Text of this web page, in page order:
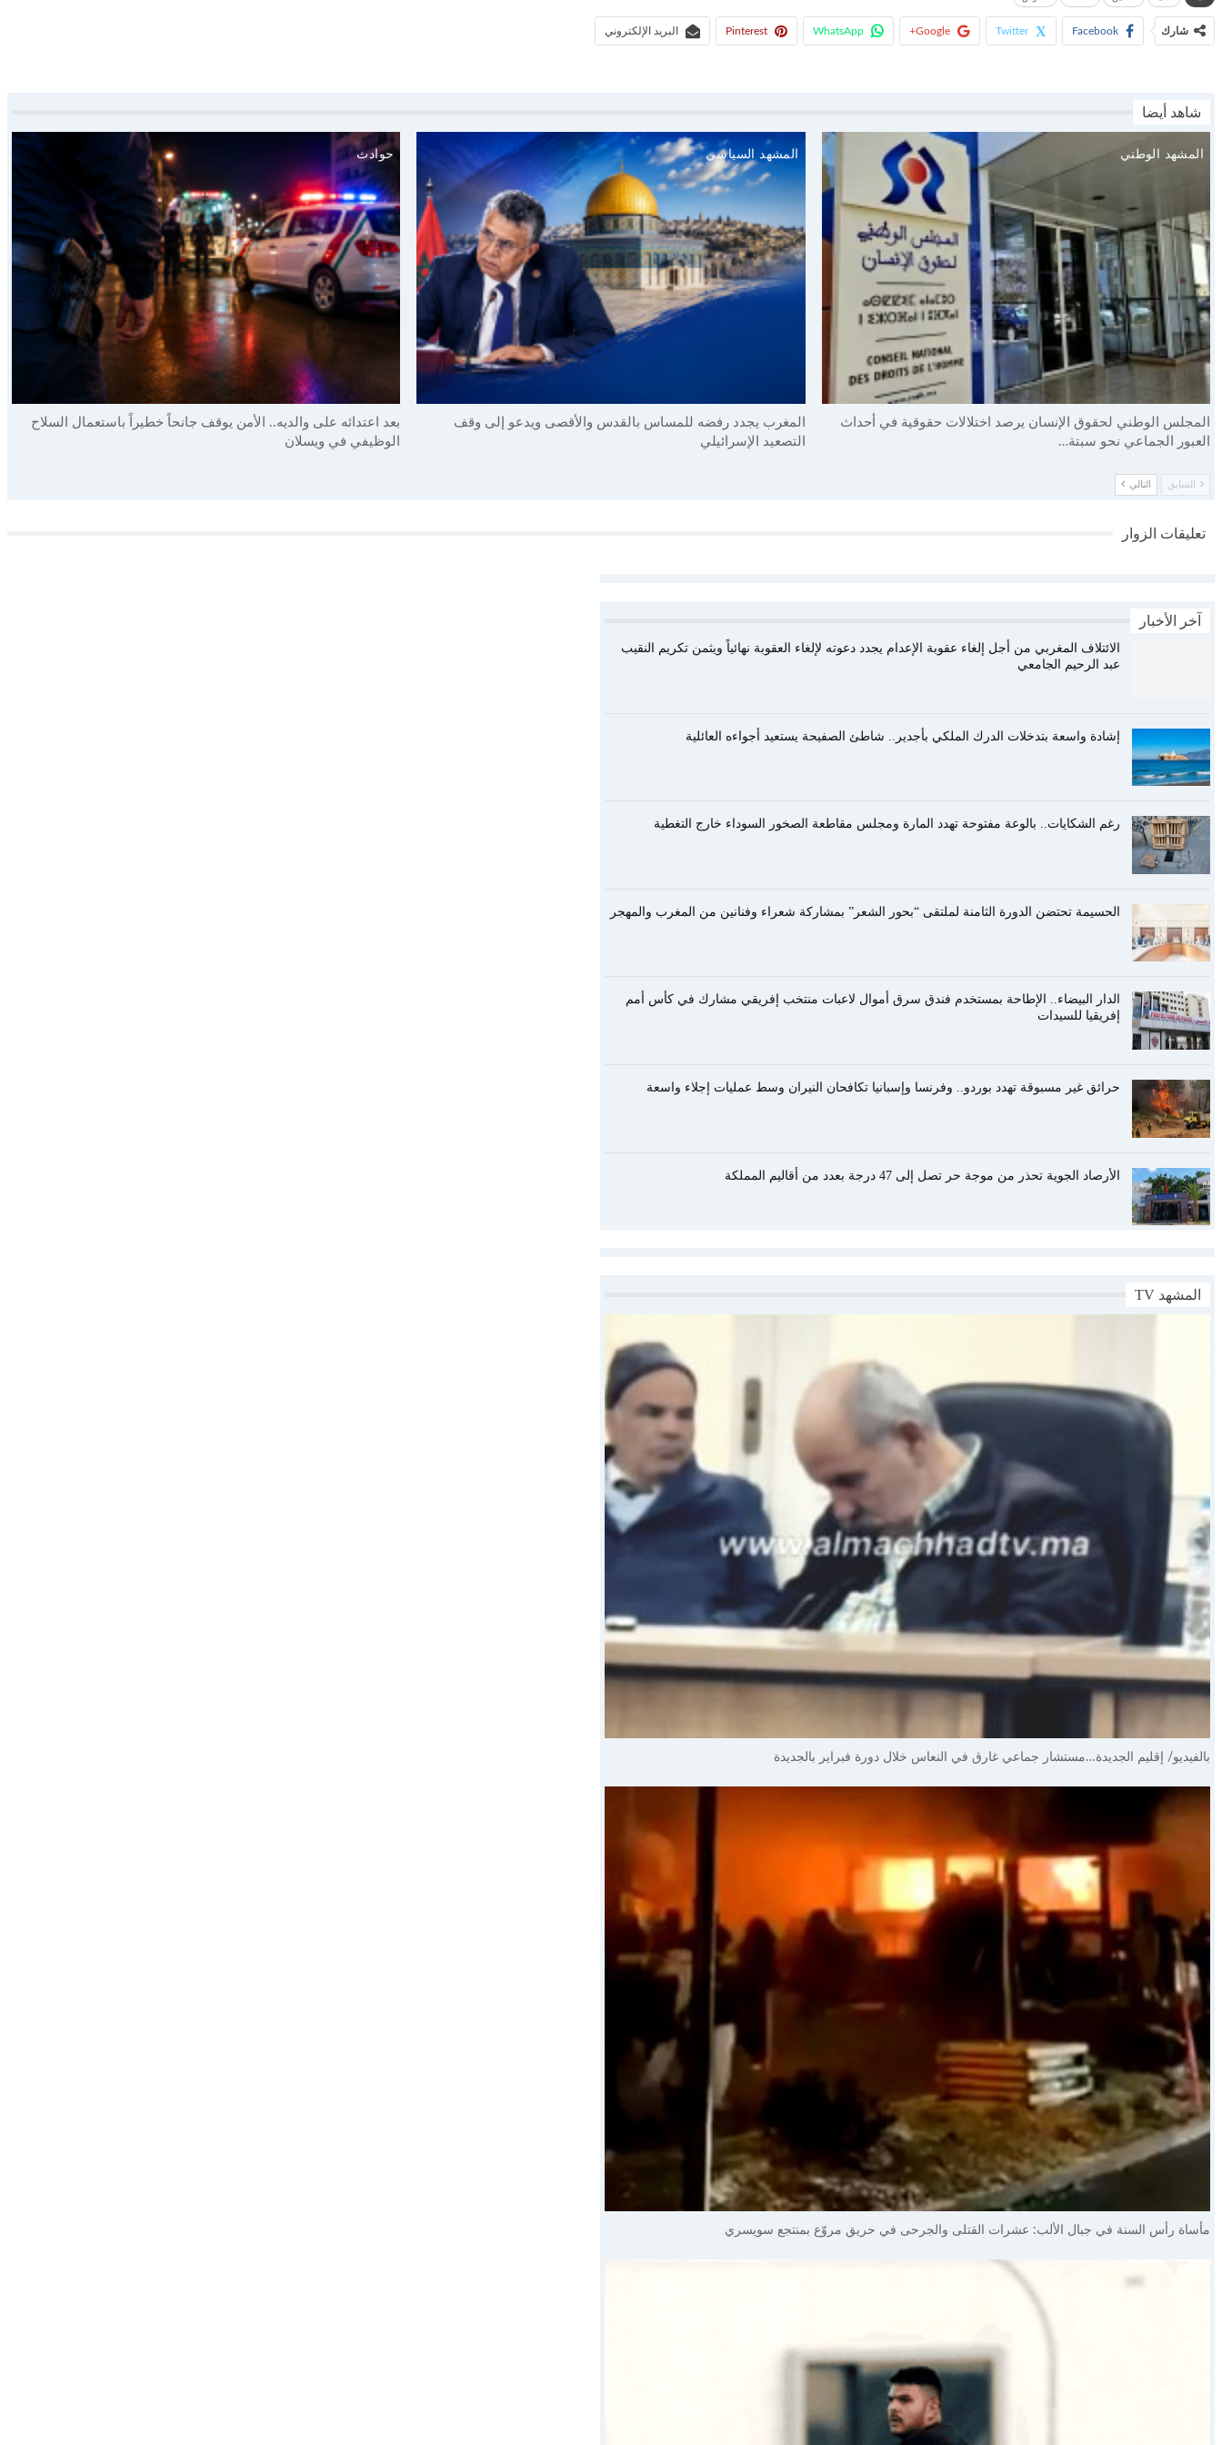
شارك Facebook
Twitter
Google+
WhatsApp
Pinterest البريد الإلكتروني
شاهد أيضا
المشهد الوطني
المجلس الوطني لحقوق الإنسان يرصد اختلالات حقوقية في أحداث
العبور الجماعي نحو سبتة…
المشهد السياسي
المغرب يجدد رفضه للمساس بالقدس والأقصى ويدعو إلى وقف
التصعيد الإسرائيلي
حوادث
بعد اعتدائه على والديه.. الأمن يوقف جانحاً خطيراً باستعمال السلاح
الوظيفي في ويسلان
السابق التالي
تعليقات الزوار
آخر الأخبار
الائتلاف المغربي من أجل إلغاء عقوبة الإعدام يجدد دعوته لإلغاء العقوبة نهائياً ويثمن تكريم النقيب
عبد الرحيم الجامعي
إشادة واسعة بتدخلات الدرك الملكي بأجدير.. شاطئ الصفيحة يستعيد أجواءه العائلية
رغم الشكايات.. بالوعة مفتوحة تهدد المارة ومجلس مقاطعة الصخور السوداء خارج التغطية
الحسيمة تحتضن الدورة الثامنة لملتقى “بحور الشعر” بمشاركة شعراء وفنانين من المغرب والمهجر
الدار البيضاء.. الإطاحة بمستخدم فندق سرق أموال لاعبات منتخب إفريقي مشارك في كأس أمم
إفريقيا للسيدات
حرائق غير مسبوقة تهدد بوردو.. وفرنسا وإسبانيا تكافحان النيران وسط عمليات إجلاء واسعة
الأرصاد الجوية تحذر من موجة حر تصل إلى 47 درجة بعدد من أقاليم المملكة
المشهد TV
بالفيديو/ إقليم الجديدة…مستشار جماعي غارق في النعاس خلال دورة فبراير بالجديدة
مأساة رأس السنة في جبال الألب: عشرات القتلى والجرحى في حريق مروّع بمنتجع سويسري